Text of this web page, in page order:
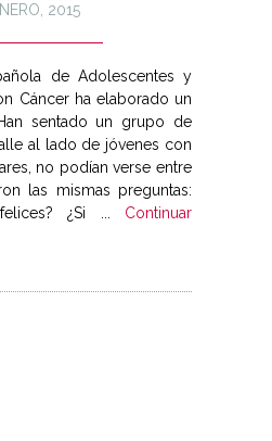
2015
de Adolescentes y
Cáncer ha elaborado un
sentado un grupo de
al lado de jóvenes con
no podían verse entre
las mismas preguntas:
¿Si ... Continuar